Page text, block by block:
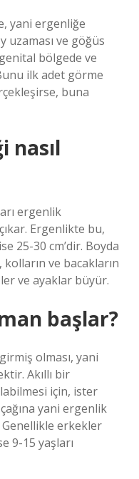
yani ergenliğe
uzaması ve göğüs
bölgede ve
ilk adet görme
buna
nasıl
ergenlik
Ergenlikte bu,
25-30 cm’dir. Boyda
ve bacakların
ve ayaklar büyür.
başlar?
olması, yani
Akıllı bir
için, ister
yani ergenlik
Genellikle erkekler
9-15 yaşları